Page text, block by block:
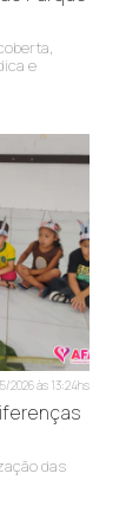
e
2026 às 13:24hs
das